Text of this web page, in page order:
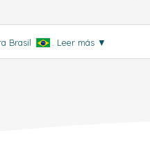
Brasil . Leer más ▼